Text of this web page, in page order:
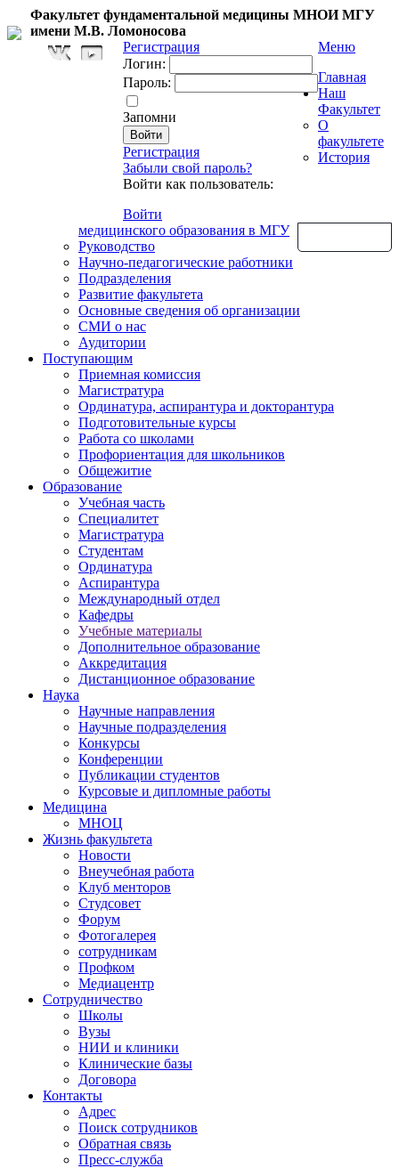
Факультет фундаментальной медицины МНОИ МГУ
имени М.В. Ломоносова
Регистрация
Логин:
Пароль:
Запомни
Регистрация
Забыли свой пароль?
Войти как пользователь:
Войти
Меню
Главная
Наш
Факультет
О
факультете
История
медицинского образования в МГУ
Руководство
Научно-педагогические работники
Подразделения
Развитие факультета
Основные сведения об организации
СМИ о нас
Аудитории
Поступающим
Приемная комиссия
Магистратура
Ординатура, аспирантура и докторантура
Подготовительные курсы
Работа со школами
Профориентация для школьников
Общежитие
Образование
Учебная часть
Специалитет
Магистратура
Студентам
Ординатура
Аспирантура
Международный отдел
Кафедры
Учебные материалы
Дополнительное образование
Аккредитация
Дистанционное образование
Наука
Научные направления
Научные подразделения
Конкурсы
Конференции
Публикации студентов
Курсовые и дипломные работы
Медицина
МНОЦ
Жизнь факультета
Новости
Внеучебная работа
Клуб менторов
Студсовет
Форум
Фотогалерея
сотрудникам
Профком
Медиацентр
Сотрудничество
Школы
Вузы
НИИ и клиники
Клинические базы
Договора
Контакты
Адрес
Поиск сотрудников
Обратная связь
Пресс-служба